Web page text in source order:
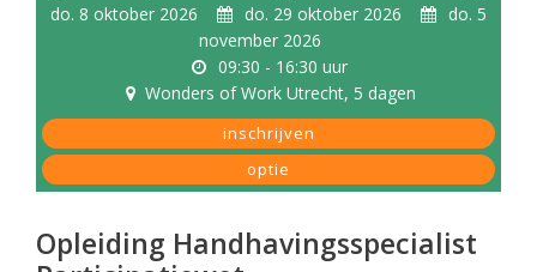
do. 8 oktober 2026
do. 29 oktober 2026
do. 5
november 2026
09:30 - 16:30 uur
Wonders of Work Utrecht, 5 dagen
inschrijven
optie
Opleiding Handhavingsspecialist